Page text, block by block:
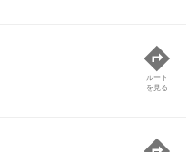
ルート
を見る